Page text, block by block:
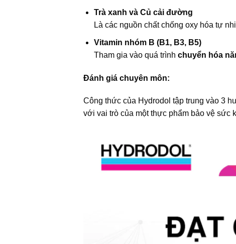
Trà xanh và Củ cải đường
Là các nguồn chất chống oxy hóa tự
Vitamin nhóm B (B1, B3, B5)
Tham gia vào quá trình chuyển hóa
Đánh giá chuyên môn:
Công thức của Hydrodol tập trung vào 3
với vai trò của một thực phẩm bảo vệ sức